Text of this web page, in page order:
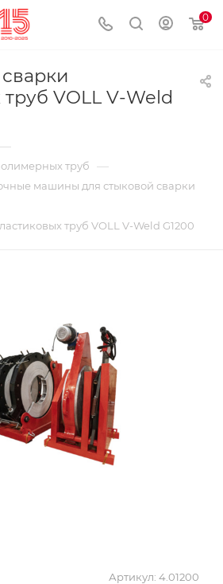
0
VOLL V-Weld
—
труб —
машины для стыковой сварки
труб VOLL V-Weld G1200
Артикул: 4.01200